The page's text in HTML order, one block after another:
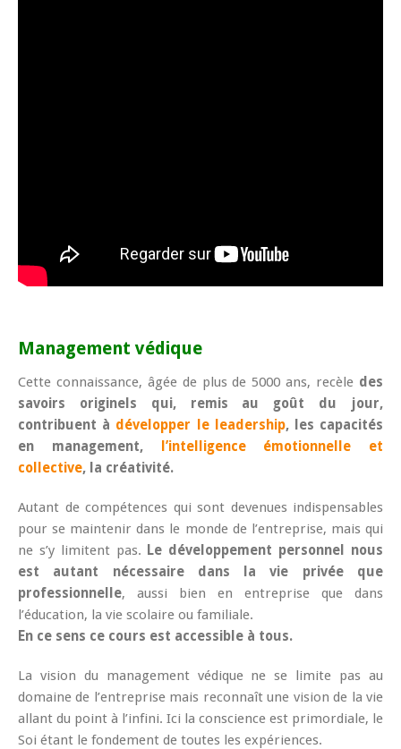
Management védique
Cette connaissance, âgée de plus de 5000 ans, recèle des
savoirs originels qui, remis au goût du jour,
contribuent à développer le leadership, les capacités
en management,
l’intelligence émotionnelle et
collective, la créativité.
Autant de compétences qui sont devenues indispensables
pour se maintenir dans le monde de l’entreprise, mais qui
ne s’y limitent pas. Le développement personnel nous
est autant nécessaire dans la vie privée que
professionnelle, aussi bien en entreprise que dans
l’éducation, la vie scolaire ou familiale.
En ce sens ce cours est accessible à tous.
La vision du management védique ne se limite pas au
domaine de l’entreprise mais reconnaît une vision de la vie
allant du point à l’infini. Ici la conscience est primordiale, le
Soi étant le fondement de toutes les expériences.